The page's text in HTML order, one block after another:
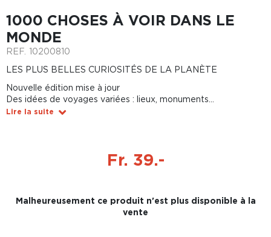
1000 CHOSES À VOIR DANS LE
MONDE
REF. 10200810
LES PLUS BELLES CURIOSITÉS DE LA PLANÈTE
Nouvelle édition mise à jour
Des idées de voyages variées : lieux, monuments...
Lire la suite
Fr. 39.-
Malheureusement ce produit n'est plus disponible à la
vente